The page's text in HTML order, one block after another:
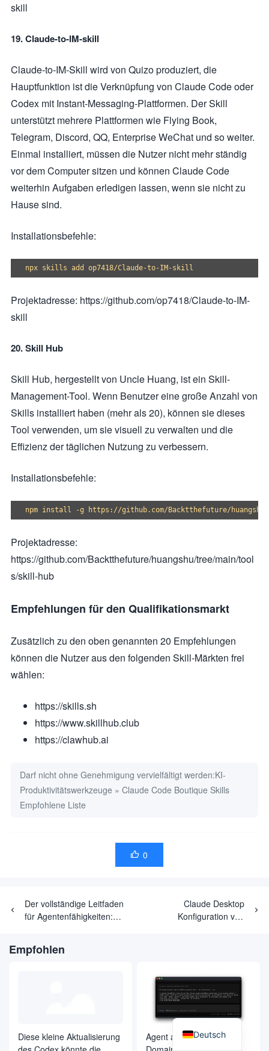
skill
19. Claude-to-IM-skill
Claude-to-IM-Skill wird von Quizo produziert, die
Hauptfunktion ist die Verknüpfung von Claude Code oder
Codex mit Instant-Messaging-Plattformen. Der Skill
unterstützt mehrere Plattformen wie Flying Book,
Telegram, Discord, QQ, Enterprise WeChat und so weiter.
Einmal installiert, müssen die Nutzer nicht mehr ständig
vor dem Computer sitzen und können Claude Code
weiterhin Aufgaben erledigen lassen, wenn sie nicht zu
Hause sind.
Installationsbefehle:
Projektadresse: https://github.com/op7418/Claude-to-IM-
skill
20. Skill Hub
Skill Hub, hergestellt von Uncle Huang, ist ein Skill-
Management-Tool. Wenn Benutzer eine große Anzahl von
Skills installiert haben (mehr als 20), können sie dieses
Tool verwenden, um sie visuell zu verwalten und die
Effizienz der täglichen Nutzung zu verbessern.
Installationsbefehle:
Projektadresse:
https://github.com/Backtthefuture/huangshu/tree/main/tool
s/skill-hub
Empfehlungen für den Qualifikationsmarkt
Zusätzlich zu den oben genannten 20 Empfehlungen
können die Nutzer aus den folgenden Skill-Märkten frei
wählen:
https://skills.sh
https://www.skillhub.club
https://clawhub.ai
Darf nicht ohne Genehmigung vervielfältigt werden:KI-
Produktivitätswerkzeuge » Claude Code Boutique Skills
Empfohlene Liste
 0
Der vollständige Leitfaden
für Agentenfähigkeiten:
Claude Desktop
Konfiguration von
Empfohlen
Diese kleine Aktualisierung
Agent automatisch einen
Deutsch